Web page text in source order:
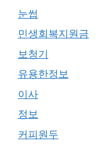
눈썹
민생회복지원금
보청기
유용한정보
이사
정보
커피원두